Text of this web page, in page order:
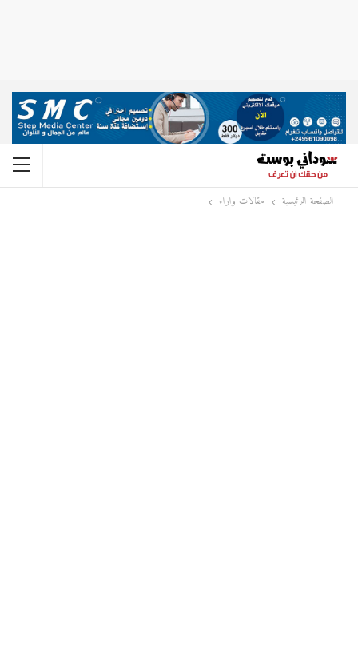
الصفحة الرئيسية مقالات واراء